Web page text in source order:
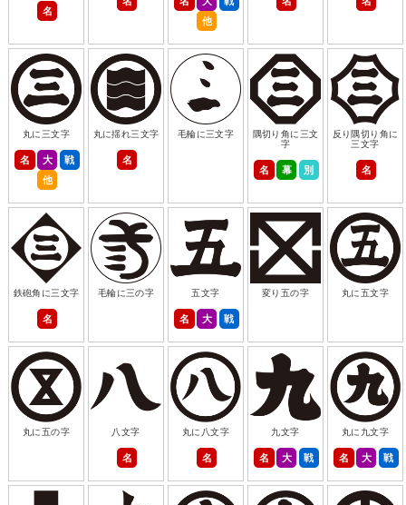
名
他
丸に三文字
名 大
戦
他
丸に揺れ三文字
名
毛輪に三文字
隅切り角に三文
字
名 幕 別
反り隅切り角に
三文字
名
鉄砲角に三文字
名
毛輪に三の字 五文字
名 大 戦
変り五の字 丸に五文字
丸に五の字 八文字
名
丸に八文字
名
九文字
名 大 戦
丸に九文字
名 大 戦